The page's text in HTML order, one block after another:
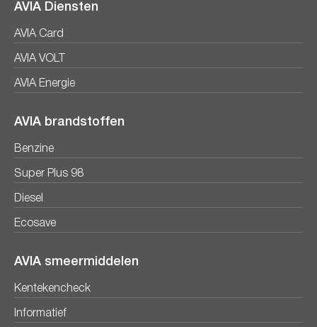
AVIA Diensten
AVIA Card
AVIA VOLT
AVIA Energie
AVIA brandstoffen
Benzine
Super Plus 98
Diesel
Ecosave
AVIA smeermiddelen
Kentekencheck
Informatief